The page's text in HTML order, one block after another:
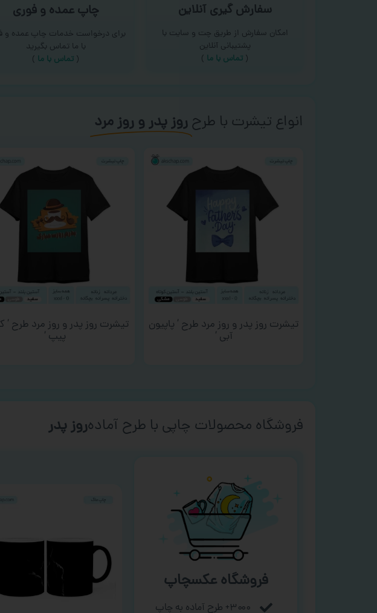
سفارش گیری آنلاین
امکان سفارش از طریق چت و سایت با
پشتیبانی آنلاین
( تماس با ما‌ )
چاپ عمده و فوری
برای درخواست خدمات چاپ عمده و
با ما تماس بگیرید
( تماس با ما )
انواع تیشرت با طرحروز پدر و روز مرد
تیشرت روز پدر و روز مرد طرح ‘ پاپیون
آبی ‘
تیشرت روز پدر و روز مرد طرح ‘
پیپ ‘
فروشگاه محصولات چاپی با طرح آمادهروز پدر
فروشگاه عکسچاپ
۳۰۰۰+ طرح آماده به چاپ